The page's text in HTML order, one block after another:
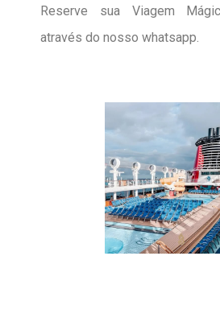
Reserve sua Viagem
através do nosso whatsapp.